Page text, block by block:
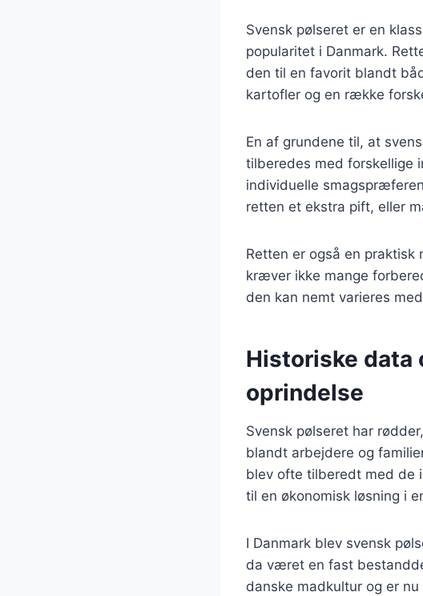
Svensk pølseret er en
popularitet i Danmark.
den til en favorit blandt
kartofler og en række
En af grundene til, at
tilberedes med forskellige
individuelle
retten et ekstra pift, eller
Retten er også en
kræver ikke mange
den kan nemt varieres
Historiske data
oprindelse
Svensk pølseret har
blandt arbejdere og
blev ofte tilberedt med de
til en økonomisk løsning i
I Danmark blev svensk
da været en fast
danske madkultur og er